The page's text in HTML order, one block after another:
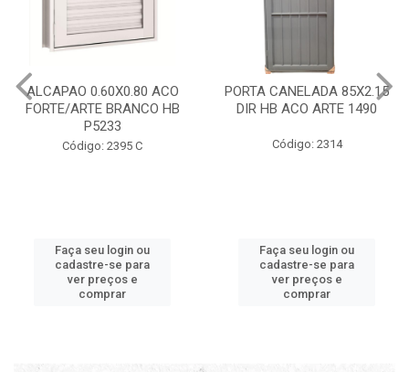
PORTA CANELADA 85X2.15
DIR HB ACO ARTE 1490
Código: 2314
Faça seu login ou
cadastre-se para
ver preços e
comprar
PORTA LAMINADA 60X215
DIR POP/MIX HB
Código: 2340
Faça seu login ou
cadastre-se para
ver preços e
comprar